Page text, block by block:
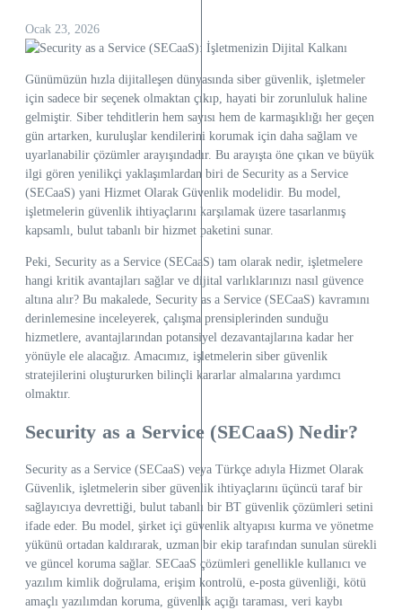
Ocak 23, 2026
Günümüzün hızla dijitalleşen dünyasında siber güvenlik, işletmeler
için sadece bir seçenek olmaktan çıkıp, hayati bir zorunluluk haline
gelmiştir. Siber tehditlerin hem sayısı hem de karmaşıklığı her geçen
gün artarken, kuruluşlar kendilerini korumak için daha sağlam ve
uyarlanabilir çözümler arayışındadır. Bu arayışta öne çıkan ve büyük
ilgi gören yenilikçi yaklaşımlardan biri de Security as a Service
(SECaaS) yani Hizmet Olarak Güvenlik modelidir. Bu model,
işletmelerin güvenlik ihtiyaçlarını karşılamak üzere tasarlanmış
kapsamlı, bulut tabanlı bir hizmet paketini sunar.
Peki, Security as a Service (SECaaS) tam olarak nedir, işletmelere
hangi kritik avantajları sağlar ve dijital varlıklarınızı nasıl güvence
altına alır? Bu makalede, Security as a Service (SECaaS) kavramını
derinlemesine inceleyerek, çalışma prensiplerinden sunduğu
hizmetlere, avantajlarından potansiyel dezavantajlarına kadar her
yönüyle ele alacağız. Amacımız, işletmelerin siber güvenlik
stratejilerini oluştururken bilinçli kararlar almalarına yardımcı
olmaktır.
Security as a Service (SECaaS) Nedir?
Security as a Service (SECaaS) veya Türkçe adıyla Hizmet Olarak
Güvenlik, işletmelerin siber güvenlik ihtiyaçlarını üçüncü taraf bir
sağlayıcıya devrettiği, bulut tabanlı bir BT güvenlik çözümleri setini
ifade eder. Bu model, şirket içi güvenlik altyapısı kurma ve yönetme
yükünü ortadan kaldırarak, uzman bir ekip tarafından sunulan sürekli
ve güncel koruma sağlar. SECaaS çözümleri genellikle kullanıcı ve
yazılım kimlik doğrulama, erişim kontrolü, e-posta güvenliği, kötü
amaçlı yazılımdan koruma, güvenlik açığı taraması, veri kaybı